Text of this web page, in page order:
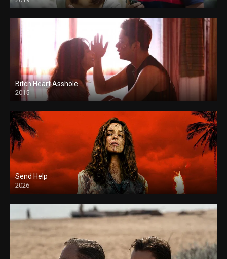
Bitch Heart Asshole
2015
Send Help
2026